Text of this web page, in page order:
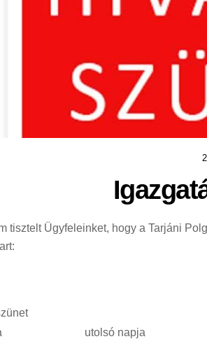
tisztelt Ügyfeleinket, hogy a Tarjáni
utolsó napja